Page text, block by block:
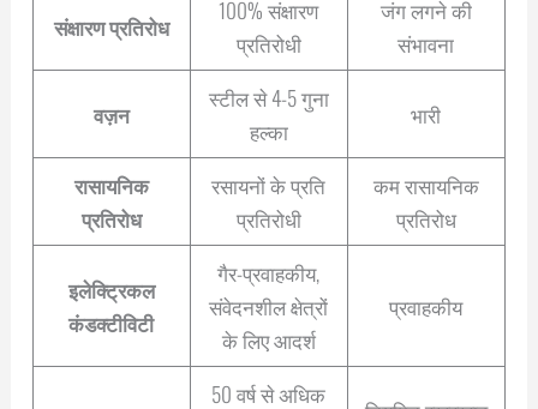
संक्षारण प्रतिरोध
100% संक्षारण
प्रतिरोधी
जंग लगने की
संभावना
वज़न
स्टील से 4-5 गुना
हल्का
भारी
रासायनिक
प्रतिरोध
रसायनों के प्रति
प्रतिरोधी
कम रासायनिक
प्रतिरोध
इलेक्ट्रिकल
कंडक्टीविटी
गैर-प्रवाहकीय,
संवेदनशील क्षेत्रों
के लिए आदर्श
प्रवाहकीय
50 वर्ष से अधिक